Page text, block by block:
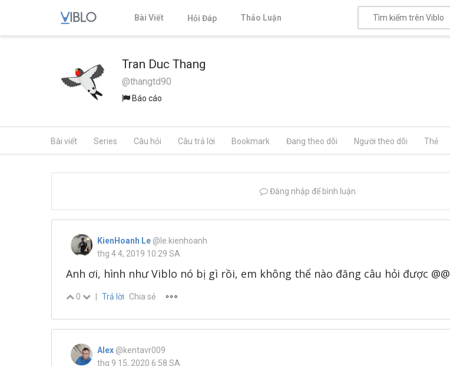
Bài Viết Hỏi Đáp Thảo Luận
Tran Duc Thang
@thangtd90
Báo cáo
Bài viết Series Câu hỏi Câu trả lời Bookmark Đang theo dõi Người theo dõi Thẻ
Đăng nhập để bình luận
KienHoanh Le @le.kienhoanh
thg 4 4, 2019 10:29 SA
Anh ơi, hình như Viblo nó bị gì rồi, em không thể nào đăng câu hỏi được @@
0 | Trả lời Chia sẻ
Alex @kentavr009
thg 9 15, 2020 6:58 SA